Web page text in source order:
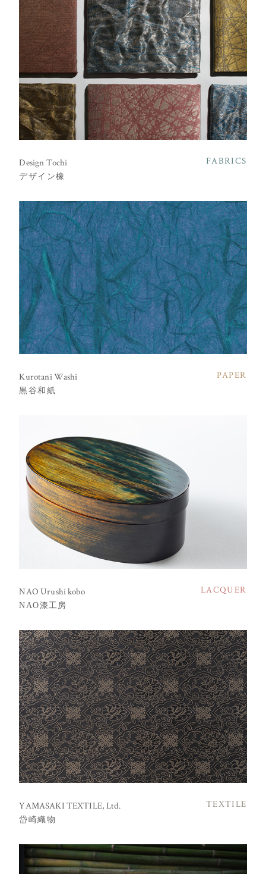
Design Tochi
デザイン橡
FABRICS
Kurotani Washi
黒谷和紙
PAPER
NAO Urushi kobo
NAO漆工房
LACQUER
YAMASAKI TEXTILE, Ltd.
岱崎織物
TEXTILE